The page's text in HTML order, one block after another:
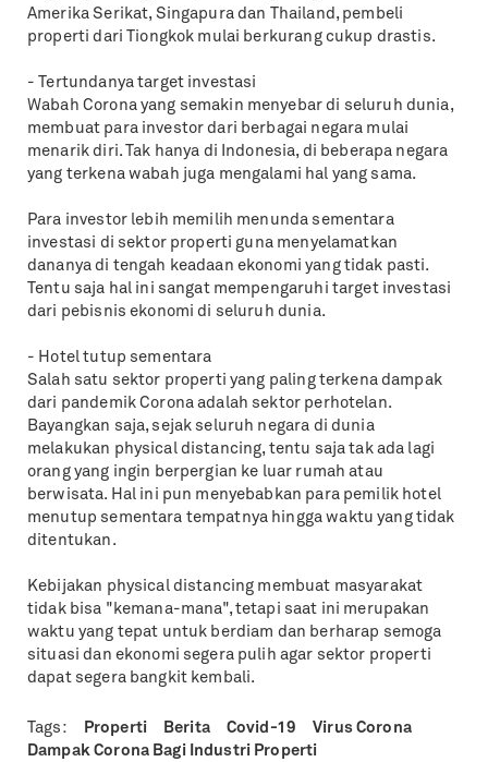
Amerika Serikat, Singapura dan Thailand, pembeli
properti dari Tiongkok mulai berkurang cukup drastis.
- Tertundanya target investasi
Wabah Corona yang semakin menyebar di seluruh dunia,
membuat para investor dari berbagai negara mulai
menarik diri. Tak hanya di Indonesia, di beberapa negara
yang terkena wabah juga mengalami hal yang sama.
Para investor lebih memilih menunda sementara
investasi di sektor properti guna menyelamatkan
dananya di tengah keadaan ekonomi yang tidak pasti.
Tentu saja hal ini sangat mempengaruhi target investasi
dari pebisnis ekonomi di seluruh dunia.
- Hotel tutup sementara
Salah satu sektor properti yang paling terkena dampak
dari pandemik Corona adalah sektor perhotelan.
Bayangkan saja, sejak seluruh negara di dunia
melakukan physical distancing, tentu saja tak ada lagi
orang yang ingin berpergian ke luar rumah atau
berwisata. Hal ini pun menyebabkan para pemilik hotel
menutup sementara tempatnya hingga waktu yang tidak
ditentukan.
Kebijakan physical distancing membuat masyarakat
tidak bisa "kemana-mana", tetapi saat ini merupakan
waktu yang tepat untuk berdiam dan berharap semoga
situasi dan ekonomi segera pulih agar sektor properti
dapat segera bangkit kembali.
Tags: Properti Berita Covid-19
Virus Corona
Dampak Corona Bagi Industri Properti